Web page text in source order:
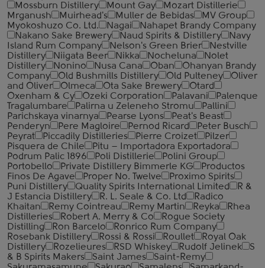
Mossburn Distillery
Mount Gay
Mozart Distillerie
Mrganush
Muirhead's Muller de Bebidas
MV Group
Myokoshuzo Co. Ltd.
Nagai
Nahapet Brandy Company
Nakano Sake Brewery
Naud Spirits & Distillery
Navy
Island Rum Company
Nelson's Green Brier
Nestville
Distillery
Niigata Beer Nikka Nocheluna
Nolet
Distillery
Nonino Nusa Cana Oban
Ohanyan Brandy
Company
Old Bushmills Distillery Old Pulteney
Oliver
and Oliver
Olmeca Ota Sake Brewery
Otard
Oxenham & Cy
Ozeki Corporation Palavani
Palenque
Tragalumbare
Palirna u Zeleneho Stromu
Pallini
Parichskaya vinarnya
Pearse Lyons
Peat's Beast
Penderyn
Pere Magloire Pernod Ricard
Peter Busch
Peyrat
Piccadily Distilleries Pierre Croizet
Pilzer
Pisquera de Chile
Pitu – Importadora Exportadora
Podrum Palic 1896
Poli Distillerie
Polini Group
Portobello
Private Distillery Bimmerle KG
Productos
Finos De Agave
Proper No. Twelve
Proximo Spirits
Puni Distillery
Quality Spirits International Limited
R &
J Estancia Distillery
R. L. Seale & Co. Ltd
Radico
Khaitan
Remy Cointreau Remy Martin Reyka
Rhea
Distilleries
Robert A. Merry & Co
Rogue Society
Distilling
Ron Barcelo
Ronrico Rum Company
Rosebank Distillery
Rossi & Rossi Roullet
Royal Oak
Distillery
Rozelieures RSD Whiskey Rudolf Jelinek
S
& B Spirits Makers
Saint James
Saint-Remy